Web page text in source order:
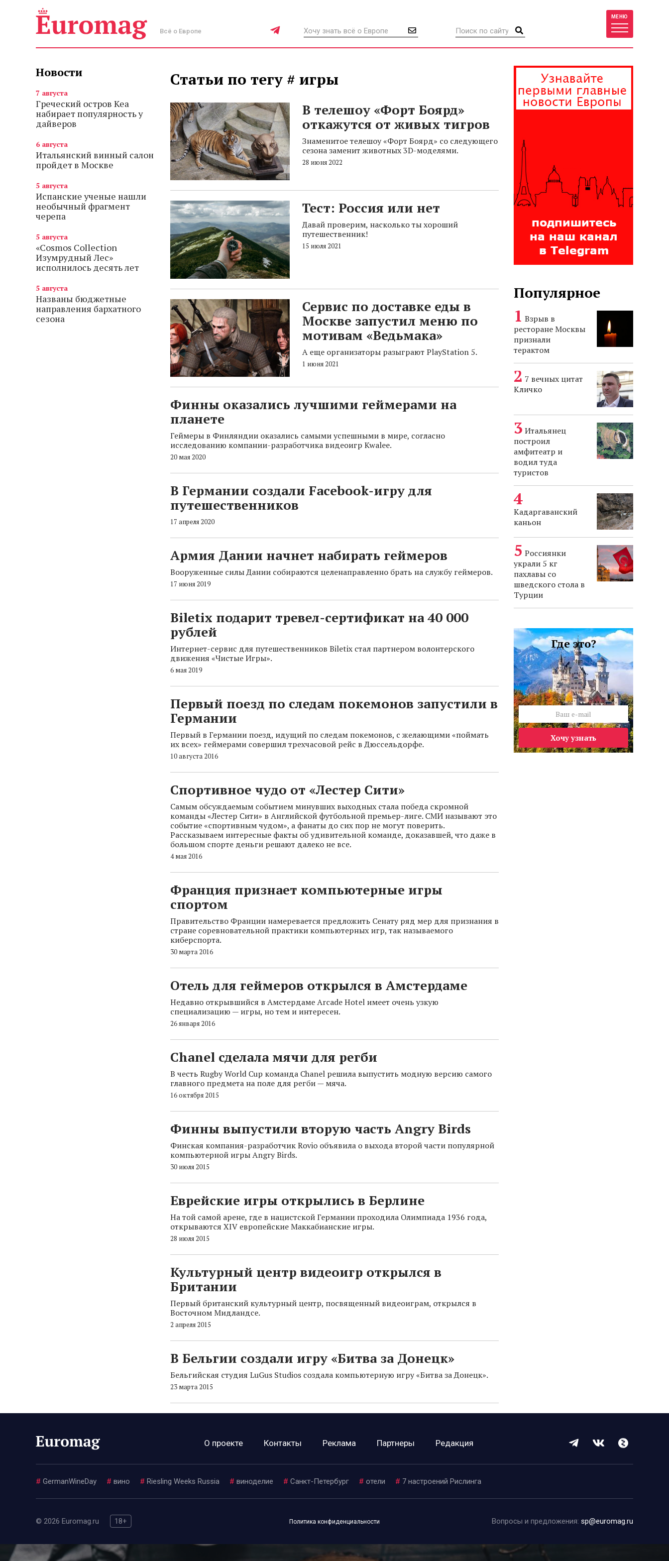
Всё о Европе
МЕНЮ
Новости
7 августа
Греческий остров Кеа
набирает популярность у
дайверов
6 августа
Итальянский винный салон
пройдет в Москве
5 августа
Испанские ученые нашли
необычный фрагмент
черепа
5 августа
«Cosmos Collection
Изумрудный Лес»
исполнилось десять лет
5 августа
Названы бюджетные
направления бархатного
сезона
Статьи по тегу # игры
В телешоу «Форт Боярд»
откажутся от живых тигров
Знаменитое телешоу «Форт Боярд» со следующего
сезона заменит животных 3D-моделями.
28 июня 2022
Тест: Россия или нет
Давай проверим, насколько ты хороший
путешественник!
15 июля 2021
Сервис по доставке еды в
Москве запустил меню по
мотивам «Ведьмака»
А еще организаторы разыграют PlayStation 5.
1 июня 2021
Финны оказались лучшими геймерами на
планете
Геймеры в Финляндии оказались самыми успешными в мире, согласно
исследованию компании-разработчика видеоигр Kwalee.
20 мая 2020
В Германии создали Facebook-игру для
путешественников
17 апреля 2020
Армия Дании начнет набирать геймеров
Вооруженные силы Дании собираются целенаправленно брать на службу геймеров.
17 июня 2019
Biletix подарит тревел-сертификат на 40 000
рублей
Интернет-сервис для путешественников Biletix стал партнером волонтерского
движения «Чистые Игры».
6 мая 2019
Первый поезд по следам покемонов запустили в
Германии
Первый в Германии поезд, идущий по следам покемонов, с желающими «поймать
их всех» геймерами совершил трехчасовой рейс в Дюссельдорфе.
10 августа 2016
Спортивное чудо от «Лестер Сити»
Самым обсуждаемым событием минувших выходных стала победа скромной
команды «Лестер Сити» в Английской футбольной премьер-лиге. СМИ называют это
событие «спортивным чудом», а фанаты до сих пор не могут поверить.
Рассказываем интересные факты об удивительной команде, доказавшей, что даже в
большом спорте деньги решают далеко не все.
4 мая 2016
Франция признает компьютерные игры
спортом
Правительство Франции намеревается предложить Сенату ряд мер для признания в
стране соревновательной практики компьютерных игр, так называемого
киберспорта.
30 марта 2016
Отель для геймеров открылся в Амстердаме
Недавно открывшийся в Амстердаме Arcade Hotel имеет очень узкую
специализацию — игры, но тем и интересен.
26 января 2016
Chanel сделала мячи для регби
В честь Rugby World Cup команда Chanel решила выпустить модную версию самого
главного предмета на поле для регби — мяча.
16 октября 2015
Финны выпустили вторую часть Angry Birds
Финская компания-разработчик Rovio объявила о выхода второй части популярной
компьютерной игры Angry Birds.
30 июля 2015
Еврейские игры открылись в Берлине
На той самой арене, где в нацистской Германии проходила Олимпиада 1936 года,
открываются XIV европейские Маккабианские игры.
28 июля 2015
Культурный центр видеоигр открылся в
Британии
Первый британский культурный центр, посвященный видеоиграм, открылся в
Восточном Мидландсе.
2 апреля 2015
В Бельгии создали игру «Битва за Донецк»
Бельгийская студия LuGus Studios создала компьютерную игру «Битва за Донецк».
23 марта 2015
Популярное
Взрыв в
ресторане Москвы
признали
терактом
7 вечных цитат
Кличко
Итальянец
построил
амфитеатр и
водил туда
туристов
Кадаргаванский
каньон
Россиянки
украли 5 кг
пахлавы со
шведского стола в
Турции
Где это?
Хочу узнать
О проекте Контакты Реклама Партнеры Редакция
# GermanWineDay # вино # Riesling Weeks Russia # виноделие # Санкт-Петербург # отели # 7 настроений Рислинга
© 2026 Euromag.ru 18+ Политика конфиденциальности Вопросы и предложения: sp@euromag.ru